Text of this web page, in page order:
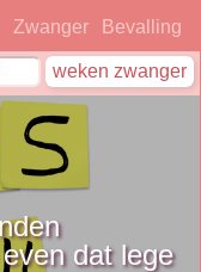
Zwanger Bevalling
dat lege